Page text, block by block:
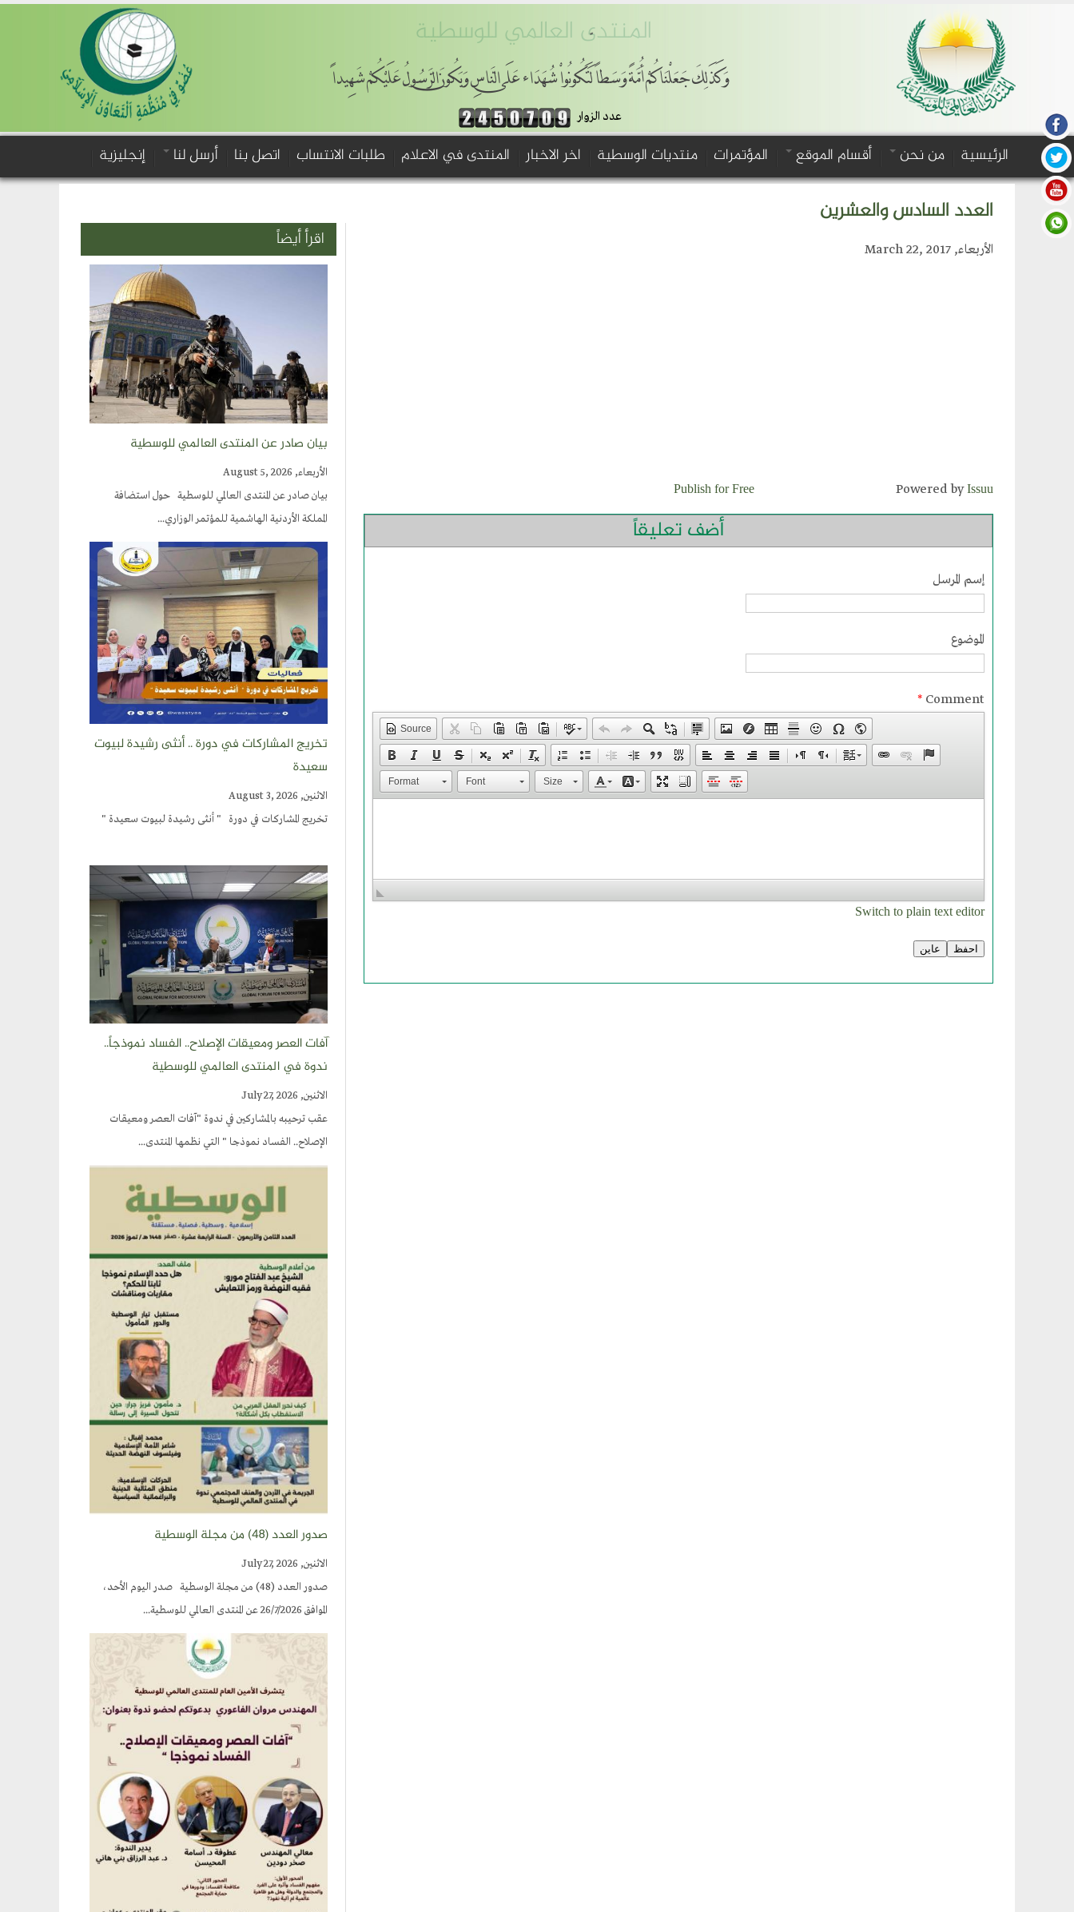
المنتدى العالمي للوسطية
وَكَذَلِكَ جَعَلْنَاكُمْ أُمَّةً وَسَطاً لِّتَكُونُواْ شُهَدَاء عَلَى النَّاسِ وَيَكُونَ الرَّسُولُ عَلَيْكُمْ شَهِيداً
عدد الزوار
الرئيسية من نحن أقسام الموقع المؤتمرات منتديات الوسطية اخر الاخبار المنتدى في الاعلام طلبات الانتساب اتصل بنا أرسل لنا إنجليزية
العدد السادس والعشرين
الأربعاء, March 22, 2017
Powered byIssuu
Publish for Free
أضف تعليقاً
إسم المرسل
الموضوع
Comment
*
Source
Format Font Size
Switch to plain text editor
اقرأ أيضاً
بيان صادر عن المنتدى العالمي للوسطية
الأربعاء, August 5, 2026
بيان صادر عن المنتدى العالمي للوسطية حول استضافة
المملكة الأردنية الهاشمية للمؤتمر الوزاري...
تخريج المشاركات في دورة .. أنثى رشيدة لبيوت
سعيدة
الاثنين, August 3, 2026
تخريج المشاركات في دورة " أنثى رشيدة لبيوت سعيدة "
آفات العصر ومعيقات الإصلاح.. الفساد نموذجاً..
ندوة في المنتدى العالمي للوسطية
الاثنين, July 27, 2026
عقب ترحيبه بالمشاركين في ندوة "آفات العصر ومعيقات
الإصلاح.. الفساد نموذجا " التي نظمها المنتدى...
صدور العدد (٤٨) من مجلة الوسطية
الاثنين, July 27, 2026
صدور العدد (48) من مجلة الوسطية صدر اليوم الأحد،
الموافق 26/7/2026 عن المنتدى العالمي للوسطية...